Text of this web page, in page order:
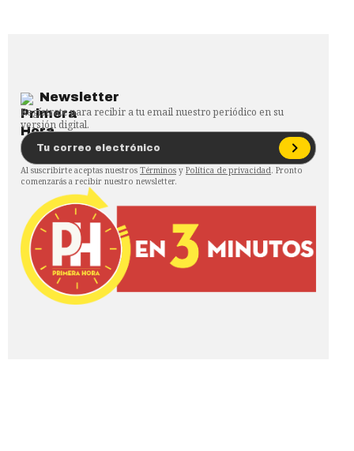
Newsletter
Regístrate para recibir a tu email nuestro periódico en su
versión digital.
Al suscribirte aceptas nuestros Términos y Política de privacidad. Pronto
comenzarás a recibir nuestro newsletter.